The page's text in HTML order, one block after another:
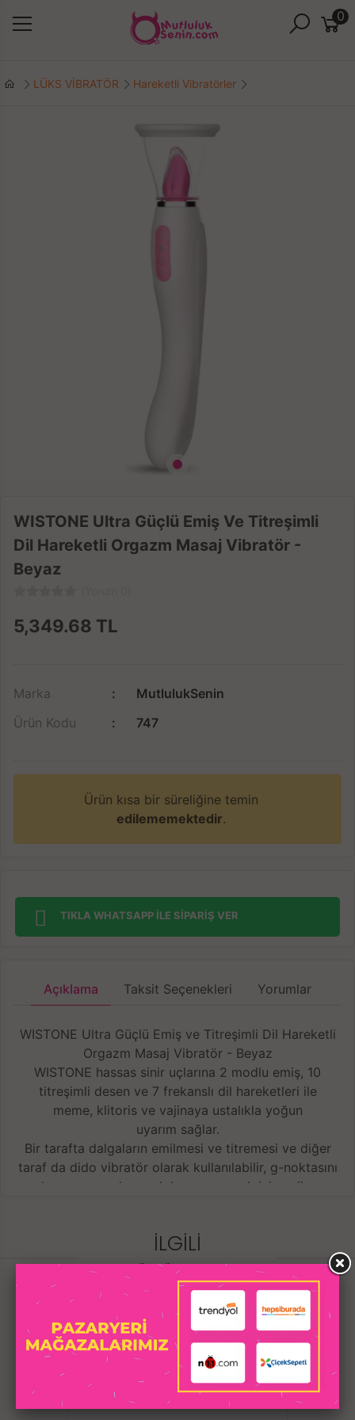
0
LÜKS VİBRATÖR Hareketli Vibratörler
WISTONE Ultra Güçlü Emiş Ve Titreşimli
Dil Hareketli Orgazm Masaj Vibratör -
Beyaz
5,349.68 TL
Marka
MutlulukSenin
Ürün Kodu
747
Ürün kısa bir süreliğine temin
edilememektedir.
TIKLA WHATSAPP İLE SİPARİŞ VER
Açıklama Taksit Seçenekleri Yorumlar
WISTONE Ultra Güçlü Emiş ve Titreşimli Dil Hareketli
Orgazm Masaj Vibratör - Beyaz
WISTONE hassas sinir uçlarına 2 modlu emiş, 10
titreşimli desen ve 7 frekanslı dil hareketleri ile
meme, klitoris ve vajinaya ustalıkla yoğun
uyarım sağlar.
Bir tarafta dalgaların emilmesi ve titremesi ve diğer
taraf da dido vibratör olarak kullanılabilir, g-noktasını
ve hassas çevreleyen dokuyu uyarmak için vajinaya
Yüksek frekanslı titreşim, emiş ve dil hareketleri,
Dil yüksek hızda sallanabilir. Küçük titreşimli dil çok
yumuşak ve hoş.
Hassas g-spot, klitoris, gerçek insan gibi meme
uçlarını yalar.
Akıllı termostat ayarı, gerçek seks gibi hissetmenizi
sağlar 。
Dow Corning gıda seviyesinde sağlıklı silikon malzeme
İLGILI
ÜRÜNLER